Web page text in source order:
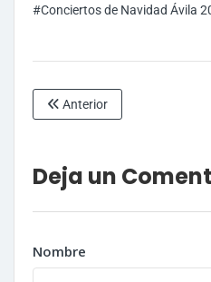
#Conciertos de Navidad Ávila
Anterior
Deja un
Nombre